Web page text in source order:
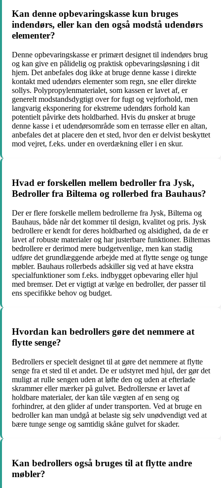
Kan denne opbevaringskasse kun bruges
indendørs, eller kan den også modstå udendørs
elementer?
Denne opbevaringskasse er primært designet til indendørs brug
og kan give en pålidelig og praktisk opbevaringsløsning i dit
hjem. Det anbefales dog ikke at bruge denne kasse i direkte
kontakt med udendørs elementer som regn, sne eller direkte
sollys. Polypropylenmaterialet, som kassen er lavet af, er
generelt modstandsdygtigt over for fugt og vejrforhold, men
langvarig eksponering for ekstreme udendørs forhold kan
potentielt påvirke dets holdbarhed. Hvis du ønsker at bruge
denne kasse i et udendørsområde som en terrasse eller en altan,
anbefales det at placere den et sted, hvor den er delvist beskyttet
mod vejret, f.eks. under en overdækning eller i en skur.
Hvad er forskellen mellem bedroller fra Jysk,
Bedroller fra Biltema og rollerbed fra Bauhaus?
Der er flere forskelle mellem bedrollerne fra Jysk, Biltema og
Bauhaus, både når det kommer til design, kvalitet og pris. Jysk
bedrollere er kendt for deres holdbarhed og alsidighed, da de er
lavet af robuste materialer og har justerbare funktioner. Biltemas
bedrollere er derimod mere budgetvenlige, men kan stadig
udføre det grundlæggende arbejde med at flytte senge og tunge
møbler. Bauhaus rollerbeds adskiller sig ved at have ekstra
specialfunktioner som f.eks. indbygget opbevaring eller hjul
med bremser. Det er vigtigt at vælge en bedroller, der passer til
ens specifikke behov og budget.
Hvordan kan bedrollers gøre det nemmere at
flytte senge?
Bedrollers er specielt designet til at gøre det nemmere at flytte
senge fra et sted til et andet. De er udstyret med hjul, der gør det
muligt at rulle sengen uden at løfte den og uden at efterlade
skrammer eller mærker på gulvet. Bedrollersne er lavet af
holdbare materialer, der kan tåle vægten af en seng og
forhindrer, at den glider af under transporten. Ved at bruge en
bedroller kan man undgå at belaste sig selv unødvendigt ved at
bære tunge senge og samtidig skåne gulvet for skader.
Kan bedrollers også bruges til at flytte andre
møbler?